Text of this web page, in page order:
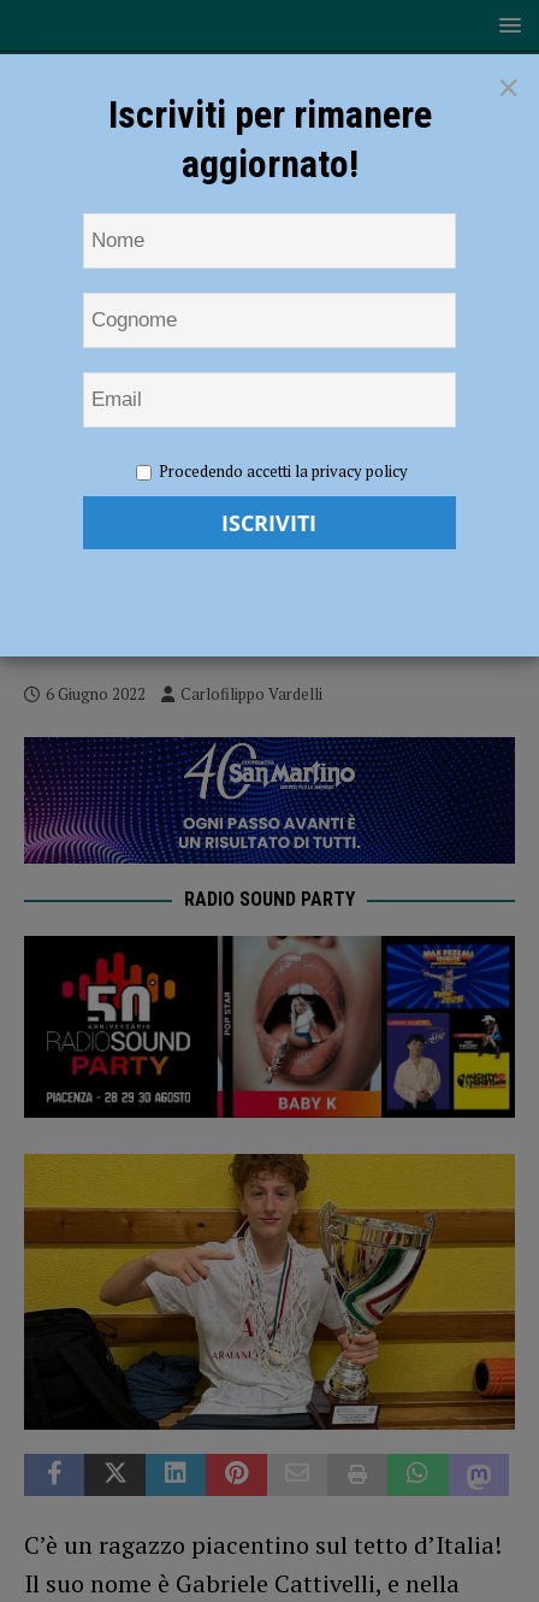
piacentino sul tetto d’Italia! Gabriele Cattivelli è campione U15 con
l’Olimpia Milano
Basket – Un piacentino sul tetto d’Italia!
6 Giugno 2022 Carlofilippo Vardelli
RADIO SOUND PARTY
C’è un ragazzo piacentino sul tetto d’Italia!
Il suo nome è Gabriele Cattivelli, e nella
×
Iscriviti per rimanere
aggiornato!
Procedendo accetti la privacy policy